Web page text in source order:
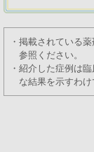
・掲載されている
参照ください。
・紹介した症例は
な結果を示すわけ